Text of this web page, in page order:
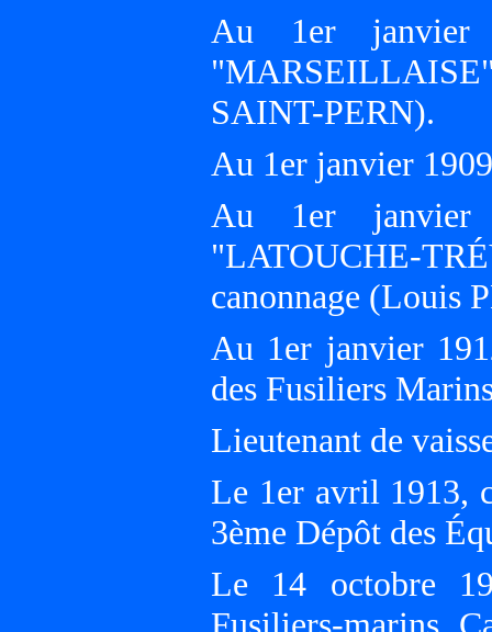
Au 1er janvier
SAINT-PERN).
Au 1er janvier
Au 1er janvier
"LATOUCHE-
canonnage (Louis
Au 1er janvier
des Fusiliers
Lieutenant de
Le 1er avril 1913,
3ème Dépôt des
Le 14 octobre